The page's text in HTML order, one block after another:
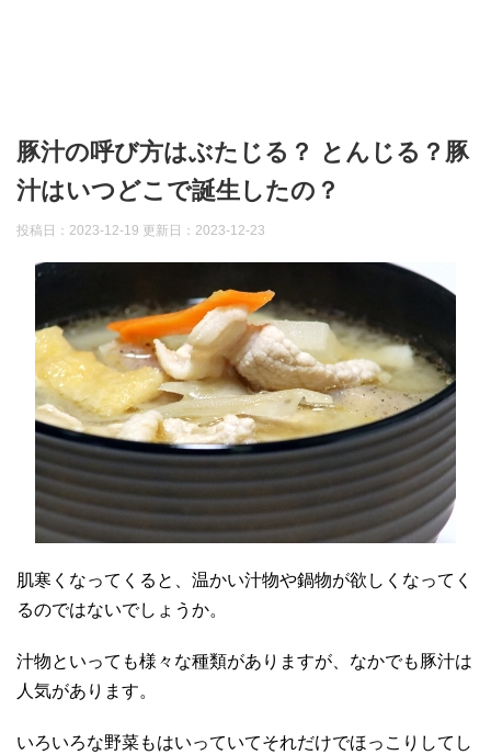
豚汁の呼び方はぶたじる？ とんじる？豚
汁はいつどこで誕生したの？
投稿日：2023-12-19 更新日： 2023-12-23
肌寒くなってくると、温かい汁物や鍋物が欲しくなってく
るのではないでしょうか。
汁物といっても様々な種類がありますが、なかでも豚汁は
人気があります。
いろいろな野菜もはいっていてそれだけでほっこりしてし